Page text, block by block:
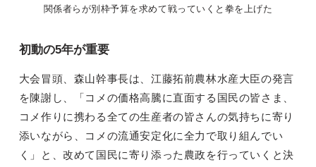
関係者らが別枠予算を求めて戦っていくと拳を上げた
初動の5年が重要
大会冒頭、森山幹事長は、江藤拓前農林水産大臣の発言
を陳謝し、「コメの価格高騰に直面する国民の皆さま、
コメ作りに携わる全ての生産者の皆さんの気持ちに寄り
添いながら、コメの流通安定化に全力で取り組んでい
く」と、改めて国民に寄り添った農政を行っていくと決